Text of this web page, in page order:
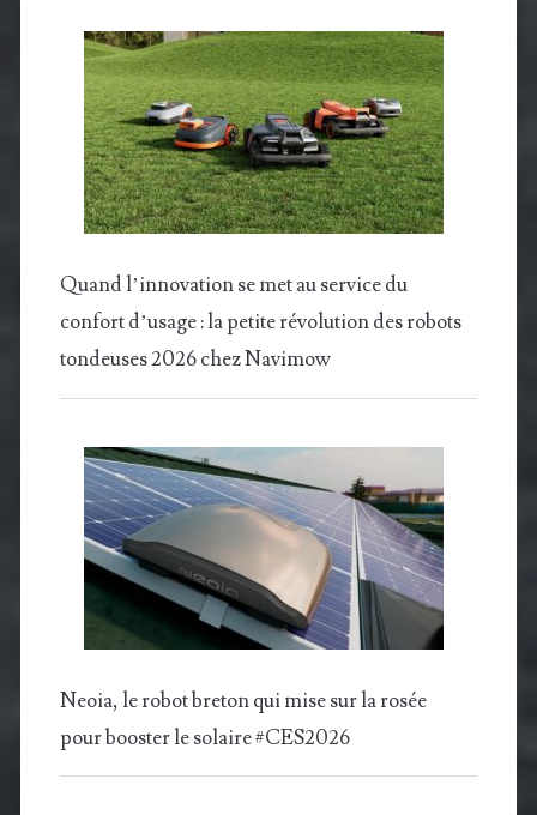
Quand l’innovation se met au service du
confort d’usage : la petite révolution des robots
tondeuses 2026 chez Navimow
Neoia, le robot breton qui mise sur la rosée
pour booster le solaire #CES2026